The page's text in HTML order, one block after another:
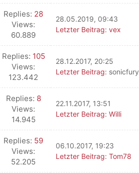
Replies: 28
Views:
60.889
28.05.2019, 09:43
Letzter Beitrag: vex
Replies: 105
Views:
123.442
28.12.2017, 20:25
Letzter Beitrag: sonicfury
Replies: 8
Views:
14.945
22.11.2017, 13:51
Letzter Beitrag: Willi
Replies: 59
Views:
52.205
06.10.2017, 19:23
Letzter Beitrag: Tom78